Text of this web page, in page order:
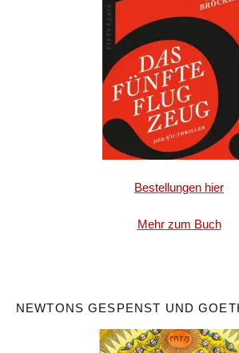
Bestellungen hier
Mehr zum Buch
NEWTONS GESPENST UND